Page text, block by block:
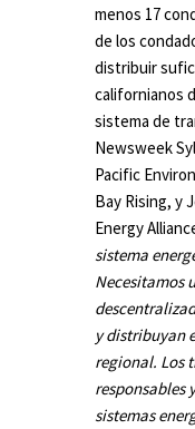
menos 17
de los
distribuir
californianos
sistema de
Newsweek
Pacific
Bay Rising, y
Energy
sistema
Necesitamos
y distribuyan
regional. Los
responsables
sistemas